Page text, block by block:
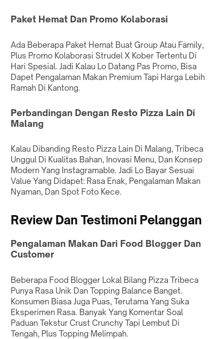
Paket Hemat Dan Promo Kolaborasi
Ada Beberapa Paket Hemat Buat Group Atau Family,
Plus Promo Kolaborasi Strudel X Kober Tertentu Di
Hari Spesial. Jadi Kalau Lo Datang Pas Promo, Bisa
Dapet Pengalaman Makan Premium Tapi Harga Lebih
Ramah Di Kantong.
Perbandingan Dengan Resto Pizza Lain Di
Malang
Kalau Dibanding Resto Pizza Lain Di Malang, Tribeca
Unggul Di Kualitas Bahan, Inovasi Menu, Dan Konsep
Modern Yang Instagramable. Jadi Lo Bayar Sesuai
Value Yang Didapet: Rasa Enak, Pengalaman Makan
Nyaman, Dan Spot Foto Kece.
Review Dan Testimoni Pelanggan
Pengalaman Makan Dari Food Blogger Dan
Customer
Beberapa Food Blogger Lokal Bilang Pizza Tribeca
Punya Rasa Unik Dan Topping Balance Banget.
Konsumen Biasa Juga Puas, Terutama Yang Suka
Eksperimen Rasa. Banyak Yang Komentar Soal
Paduan Tekstur Crust Crunchy Tapi Lembut Di
Tengah, Plus Topping Melimpah.